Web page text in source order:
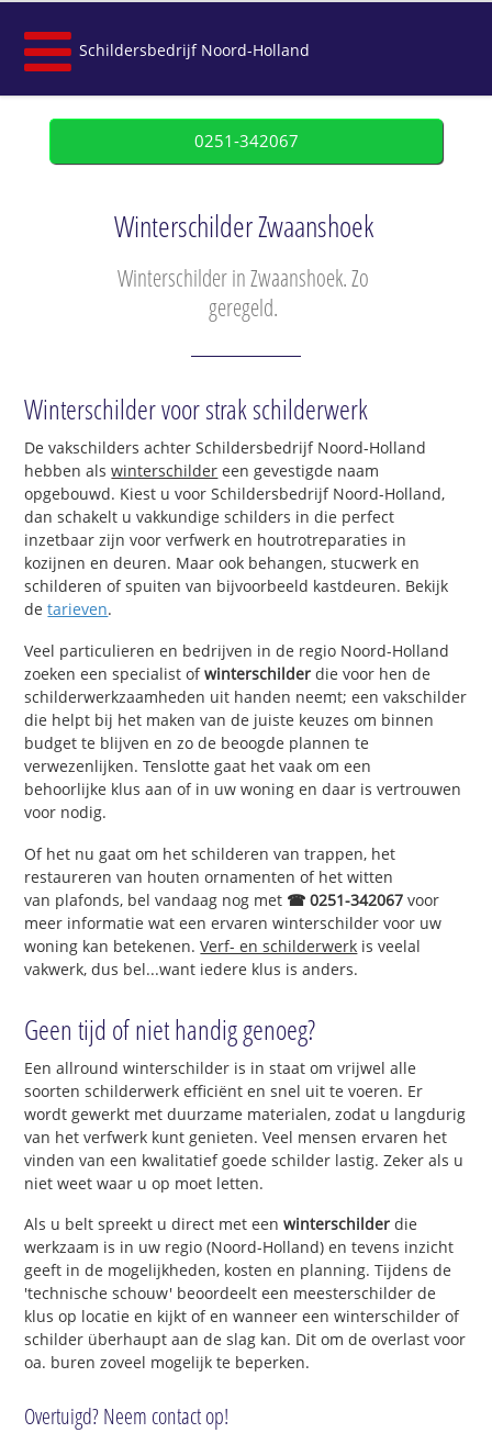
Schildersbedrijf Noord-Holland
0251-342067
Winterschilder Zwaanshoek
Winterschilder in Zwaanshoek. Zo
geregeld.
Winterschilder voor strak schilderwerk
De vakschilders achter Schildersbedrijf Noord-Holland
hebben alswinterschilder een gevestigde naam
opgebouwd. Kiest u voor Schildersbedrijf Noord-Holland,
dan schakelt u vakkundige schilders in die perfect
inzetbaar zijn voor verfwerk en houtrotreparaties in
kozijnen en deuren. Maar ook behangen, stucwerk en
schilderen of spuiten van bijvoorbeeld kastdeuren. Bekijk
detarieven.
Veel particulieren en bedrijven in de regio Noord-Holland
zoeken een specialist ofwinterschilder die voor hen de
schilderwerkzaamheden uit handen neemt; een vakschilder
die helpt bij het maken van de juiste keuzes om binnen
budget te blijven en zo de beoogde plannen te
verwezenlijken. Tenslotte gaat het vaak om een
behoorlijke klus aan of in uw woning en daar is vertrouwen
voor nodig.
Of het nu gaat om het schilderen van trappen, het
restaureren van houten ornamenten of het witten
van plafonds, bel vandaag nog met ☎ 0251-342067 voor
meer informatie wat een ervaren winterschilder voor uw
woning kan betekenen.Verf- en schilderwerk is veelal
vakwerk, dus bel...want iedere klus is anders.
Geen tijd of niet handig genoeg?
Een allround winterschilder is in staat om vrijwel alle
soorten schilderwerk efficiënt en snel uit te voeren. Er
wordt gewerkt met duurzame materialen, zodat u langdurig
van het verfwerk kunt genieten. Veel mensen ervaren het
vinden van een kwalitatief goede schilder lastig. Zeker als u
niet weet waar u op moet letten.
Als u belt spreekt u direct met eenwinterschilder die
werkzaam is in uw regio (Noord-Holland) en tevens inzicht
geeft in de mogelijkheden, kosten en planning. Tijdens de
'technische schouw' beoordeelt een meesterschilder de
klus op locatie en kijkt of en wanneer een winterschilder of
schilder überhaupt aan de slag kan. Dit om de overlast voor
oa. buren zoveel mogelijk te beperken.
Overtuigd? Neem contact op!